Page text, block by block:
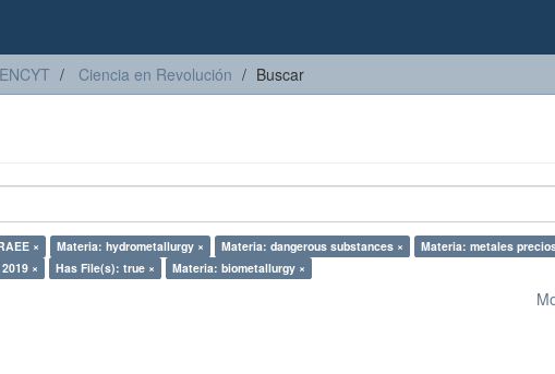
Ciencia en Revolución Buscar
× Materia: hydrometallurgy × Materia: dangerous substances ×
Materia: metales
× Has File(s): true × Materia: biometallurgy ×